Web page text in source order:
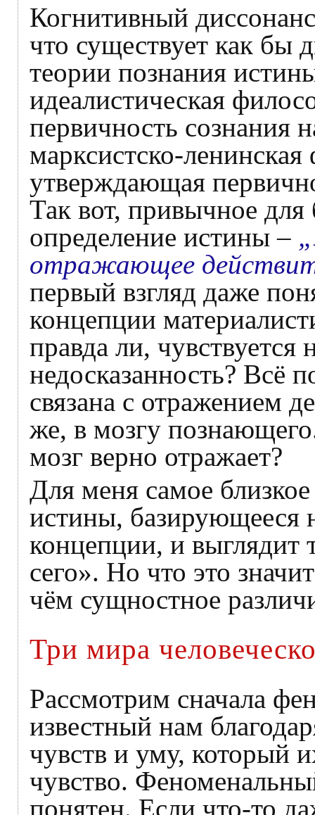
Когнитивный
что существует как бы
теории познания
идеалистическая
первичность сознания
марксистско-
утверждающая
Так вот, привычное
определение истины –
отражающее
первый взгляд даже
концепции
правда ли, чувствуется
недосказанность? Всё
связана с отражением
же, в мозгу
мозг верно отражает?
Для меня самое
истины, базирующееся
концепции, и выглядит
сего». Но что это
чём сущностное
Три мира
Рассмотрим сначала
известный нам
чувств и уму, который
чувство.
понятен. Если что-то